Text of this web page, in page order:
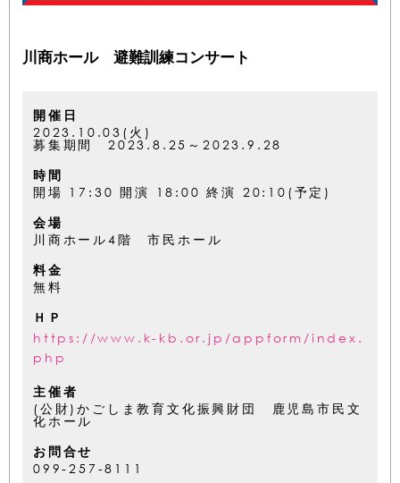
川商ホール 避難訓練コンサート
開催日
2023.10.03(火)
募集期間 2023.8.25～2023.9.28
時間
開場 17:30 開演 18:00 終演 20:10(予定)
会場
川商ホール4階 市民ホール
料金
無料
ＨＰ
https://www.k-kb.or.jp/appform/index.
php
主催者
(公財)かごしま教育文化振興財団 鹿児島市民文
化ホール
お問合せ
099-257-8111